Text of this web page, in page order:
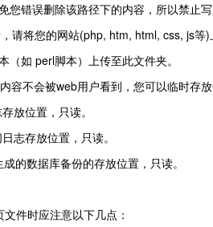
您错误删除该路径下的内容，所以禁止
请将您的网站(php, htm, html, css, js等
（如 perl脚本）上传至此文件夹。
容不会被web用户看到，您可以临时存
放位置，只读。
志存放位置，只读。
的数据库备份的存放位置，只读。
件时应注意以下几点：